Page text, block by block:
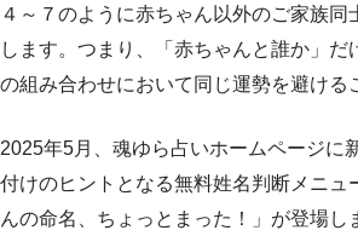
４～７のように赤ちゃん以外のご家族同
します。つまり、「赤ちゃんと誰か」だ
の組み合わせにおいて同じ運勢を避ける
2025年5月、魂ゆら占いホームページに
付けのヒントとなる無料姓名判断メニュ
んの命名、ちょっとまった！」が登場し